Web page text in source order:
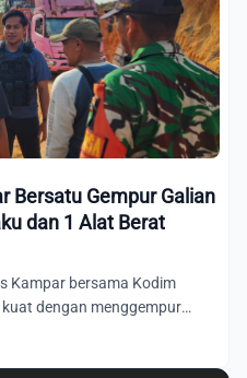
Bersatu Gempur Galian
dan 1 Alat Berat
Kampar bersama Kodim
dengan menggempur